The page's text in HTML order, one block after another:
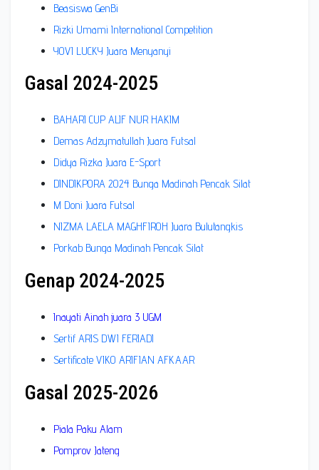
Beasiswa GenBi
Rizki Umami International Competition
YOVI LUCKY Juara Menyanyi
Gasal 2024-2025
BAHARI CUP ALIF NUR HAKIM
Demas Adzymatullah Juara Futsal
Didya Rizka Juara E-Sport
DINDIKPORA 2024 Bunga Madinah Pencak Silat
M Doni Juara Futsal
NIZMA LAELA MAGHFIROH Juara Bulutangkis
Porkab Bunga Madinah Pencak Silat
Genap 2024-2025
Inayati Ainah juara 3 UGM
Sertif ARIS DWI FERIADI
Sertificate VIKO ARIFIAN AFKAAR
Gasal 2025-2026
Piala Paku Alam
Pomprov Jateng